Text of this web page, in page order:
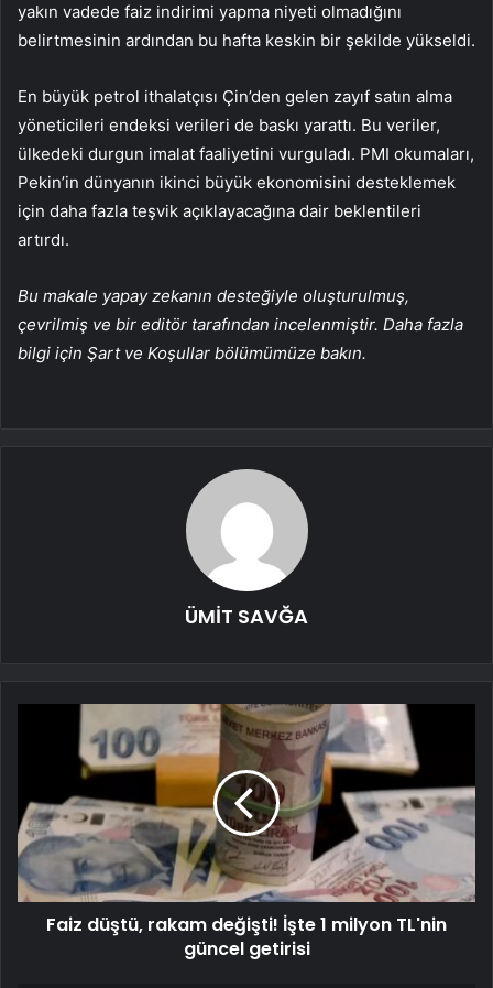
yakın vadede faiz indirimi yapma niyeti olmadığını
belirtmesinin ardından bu hafta keskin bir şekilde yükseldi.
En büyük petrol ithalatçısı Çin’den gelen zayıf satın alma
yöneticileri endeksi verileri de baskı yarattı. Bu veriler,
ülkedeki durgun imalat faaliyetini vurguladı. PMI okumaları,
Pekin’in dünyanın ikinci büyük ekonomisini desteklemek
için daha fazla teşvik açıklayacağına dair beklentileri
artırdı.
Bu makale yapay zekanın desteğiyle oluşturulmuş,
çevrilmiş ve bir editör tarafından incelenmiştir. Daha fazla
bilgi için Şart ve Koşullar bölümümüze bakın.
ÜMİT SAVĞA
Faiz düştü, rakam değişti! İşte 1 milyon TL'nin
güncel getirisi